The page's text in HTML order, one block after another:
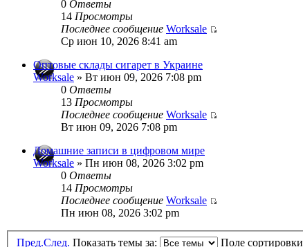
0 Ответы
14 Просмотры
Последнее сообщение Worksale
Ср июн 10, 2026 8:41 am
Оптовые склады сигарет в Украине
Worksale » Вт июн 09, 2026 7:08 pm
0 Ответы
13 Просмотры
Последнее сообщение Worksale
Вт июн 09, 2026 7:08 pm
Домашние записи в цифровом мире
Worksale » Пн июн 08, 2026 3:02 pm
0 Ответы
14 Просмотры
Последнее сообщение Worksale
Пн июн 08, 2026 3:02 pm
Пред.След. Показать темы за: Поле сортировки